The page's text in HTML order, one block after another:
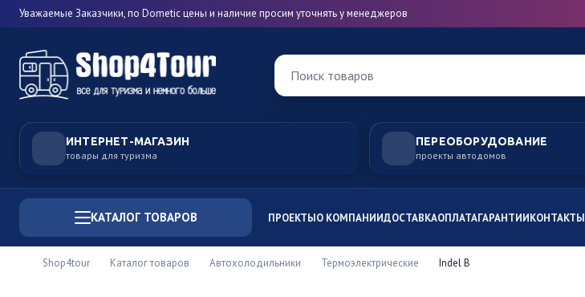
Уважаемые Заказчики, по Dometic цены и наличие просим уточнять у менеджеров
Поиск товаров
ИНТЕРНЕТ-МАГАЗИН
товары для туризма
ПЕРЕОБОРУДОВАНИЕ
проекты автодомов
КАТАЛОГ ТОВАРОВ ПРОЕКТЫО КОМПАНИИДОСТАВКАОПЛАТАГАРАНТИИКОНТАКТЫ
Shop4tour Каталог товаров Автохолодильники Термоэлектрические Indel B